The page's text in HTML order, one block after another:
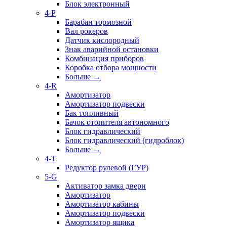
Блок электронный
4-P
Барабан тормозной
Вал рокеров
Датчик кислородный
Знак аварийной остановки
Комбинация приборов
Коробка отбора мощности
Больше →
4-R
Амортизатор
Амортизатор подвески
Бак топливный
Бачок отопителя автономного
Блок гидравлический
Блок гидравлический (гидроблок)
Больше →
4-T
Редуктор рулевой (ГУР)
5-G
Активатор замка двери
Амортизатор
Амортизатор кабины
Амортизатор подвески
Амортизатор ящика